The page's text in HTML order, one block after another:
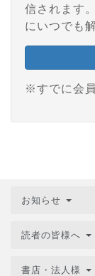
信されます
にいつでも
※すでに会
お知らせ
読者の皆様へ
書店・法人様